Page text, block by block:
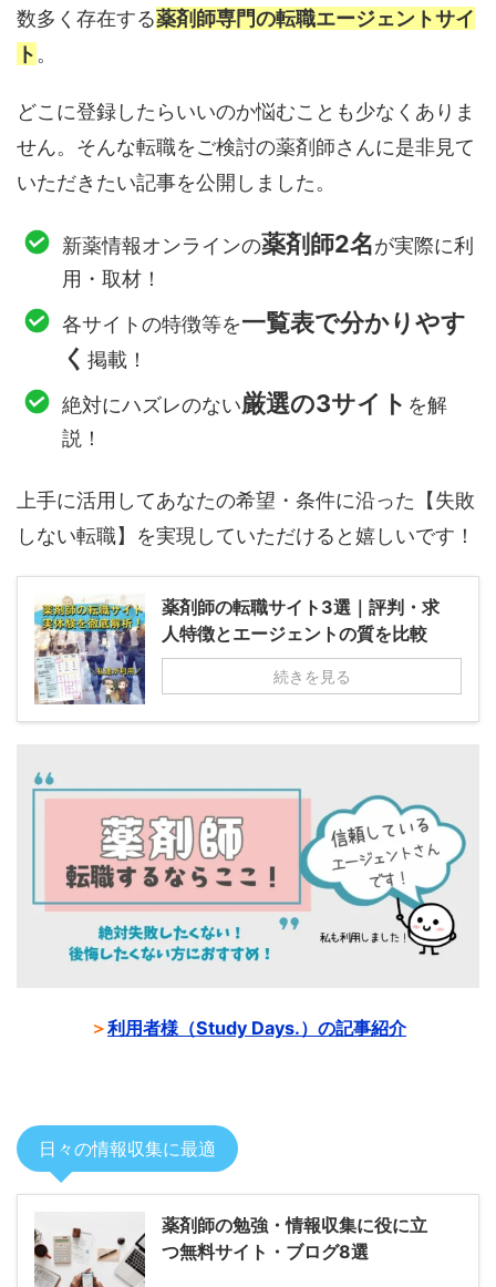
数多く存在する薬剤師専門の転職エージェントサイ
ト 。
どこに登録したらいいのか悩むことも少なくありま
せん。そんな転職をご検討の薬剤師さんに是非見て
いただきたい記事を公開しました。
新薬情報オンラインの薬剤師2名が実際に利
用・取材！
各サイトの特徴等を一覧表で分かりやす
く 掲載！
絶対にハズレのない厳選の3サイト を解
説！
上手に活用してあなたの希望・条件に沿った【失敗
しない転職】を実現していただけると嬉しいです！
薬剤師の転職サイト3選｜評判・求
人特徴とエージェントの質を比較
続きを見る
＞利用者様（Study Days.）の記事紹介
日々の情報収集に最適
薬剤師の勉強・情報収集に役に立
つ無料サイト・ブログ8選